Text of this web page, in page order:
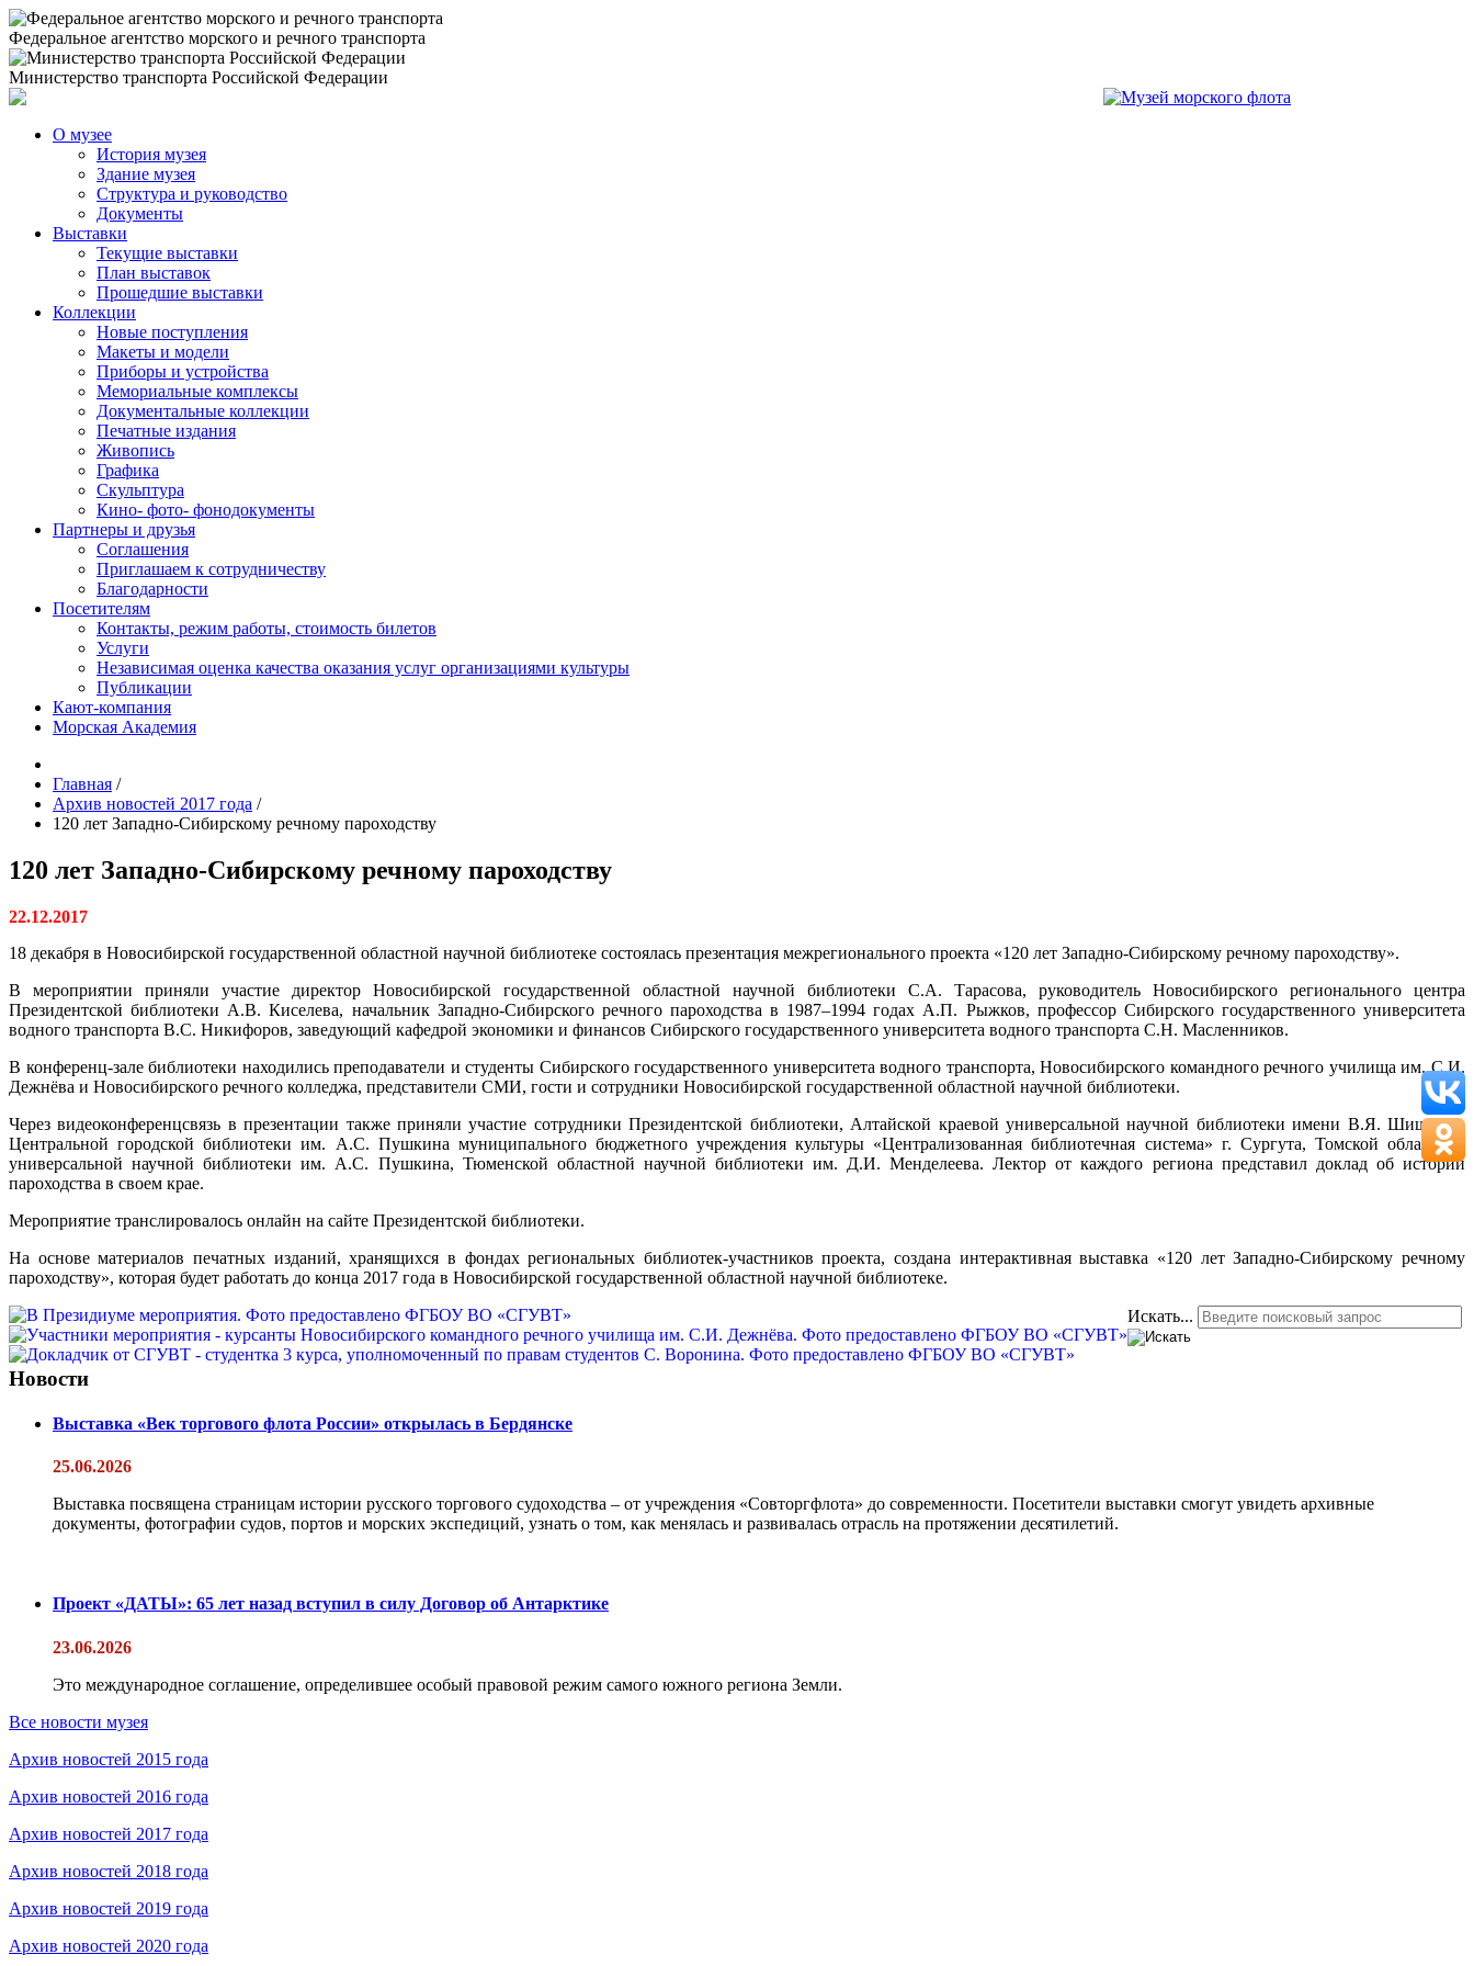
Федеральное агентство морского и речного транспорта
Министерство транспорта Российской Федерации
О музее
История музея
Здание музея
Структура и руководство
Документы
Выставки
Текущие выставки
План выставок
Прошедшие выставки
Коллекции
Новые поступления
Макеты и модели
Приборы и устройства
Мемориальные комплексы
Документальные коллекции
Печатные издания
Живопись
Графика
Скульптура
Кино- фото- фонодокументы
Партнеры и друзья
Соглашения
Приглашаем к сотрудничеству
Благодарности
Посетителям
Контакты, режим работы, стоимость билетов
Услуги
Независимая оценка качества оказания услуг организациями культуры
Публикации
Кают-компания
Морская Академия
Главная /
Архив новостей 2017 года /
120 лет Западно-Сибирскому речному пароходству
120 лет Западно-Сибирскому речному пароходству
22.12.2017
18 декабря в Новосибирской государственной областной научной библиотеке состоялась презентация межрегионального проекта «120 лет Западно-Сибирскому речному пароходству».
В мероприятии приняли участие директор Новосибирской государственной областной научной библиотеки С.А. Тарасова, руководитель Новосибирского регионального центра
Президентской библиотеки А.В. Киселева, начальник Западно-Сибирского речного пароходства в 1987–1994 годах А.П. Рыжков, профессор Сибирского государственного университета
водного транспорта В.С. Никифоров, заведующий кафедрой экономики и финансов Сибирского государственного университета водного транспорта С.Н. Масленников.
В конференц-зале библиотеки находились преподаватели и студенты Сибирского государственного университета водного транспорта, Новосибирского командного речного училища им. С.И.
Дежнёва и Новосибирского речного колледжа, представители СМИ, гости и сотрудники Новосибирской государственной областной научной библиотеки.
Через видеоконференцсвязь в презентации также приняли участие сотрудники Президентской библиотеки, Алтайской краевой универсальной научной библиотеки имени В.Я. Шишкова,
Центральной городской библиотеки им. А.С. Пушкина муниципального бюджетного учреждения культуры «Централизованная библиотечная система» г. Сургута, Томской областной
универсальной научной библиотеки им. А.С. Пушкина, Тюменской областной научной библиотеки им. Д.И. Менделеева. Лектор от каждого региона представил доклад об истории
пароходства в своем крае.
Мероприятие транслировалось онлайн на сайте Президентской библиотеки.
На основе материалов печатных изданий, хранящихся в фондах региональных библиотек-участников проекта, создана интерактивная выставка «120 лет Западно-Сибирскому речному
пароходству», которая будет работать до конца 2017 года в Новосибирской государственной областной научной библиотеке.
Искать...
Новости
Выставка «Век торгового флота России» открылась в Бердянске
25.06.2026
Выставка посвящена страницам истории русского торгового судоходства – от учреждения «Совторгфлота» до современности. Посетители выставки смогут увидеть архивные
документы, фотографии судов, портов и морских экспедиций, узнать о том, как менялась и развивалась отрасль на протяжении десятилетий.
Проект «ДАТЫ»: 65 лет назад вступил в силу Договор об Антарктике
23.06.2026
Это международное соглашение, определившее особый правовой режим самого южного региона Земли.
Все новости музея
Архив новостей 2015 года
Архив новостей 2016 года
Архив новостей 2017 года
Архив новостей 2018 года
Архив новостей 2019 года
Архив новостей 2020 года